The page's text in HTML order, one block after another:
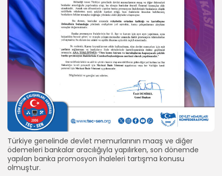
Türkiye genelinde devlet memurlarının maaş ve diğer
ödemeleri bankalar aracılığıyla yapılırken, son dönemde
yapılan banka promosyon ihaleleri tartışma konusu
olmuştur.